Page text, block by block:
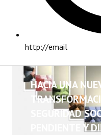
http://email
INSTITUCIONAL
NOTICIAS
HACIA UNA
SEGURIDAD
PENDIENTE Y